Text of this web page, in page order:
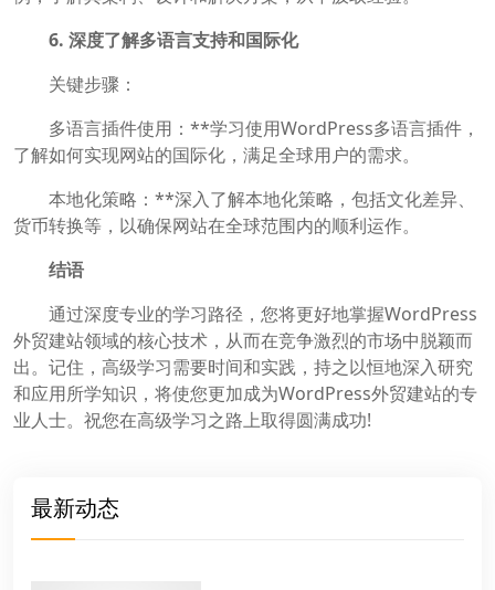
6. 深度了解多语言支持和国际化
关键步骤：
多语言插件使用：**学习使用WordPress多语言插件，
了解如何实现网站的国际化，满足全球用户的需求。
本地化策略：**深入了解本地化策略，包括文化差异、
货币转换等，以确保网站在全球范围内的顺利运作。
结语
通过深度专业的学习路径，您将更好地掌握WordPress
外贸建站领域的核心技术，从而在竞争激烈的市场中脱颖而
出。记住，高级学习需要时间和实践，持之以恒地深入研究
和应用所学知识，将使您更加成为WordPress外贸建站的专
业人士。祝您在高级学习之路上取得圆满成功!
最新动态